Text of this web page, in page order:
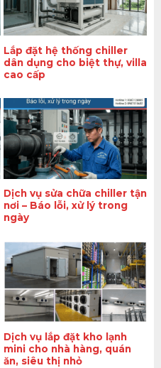
Lắp đặt hệ thống chiller
dân dụng cho biệt thự, villa
cao cấp
Dịch vụ sửa chữa chiller tận
nơi – Báo lỗi, xử lý trong
ngày
Dịch vụ lắp đặt kho lạnh
mini cho nhà hàng, quán
ăn, siêu thị nhỏ